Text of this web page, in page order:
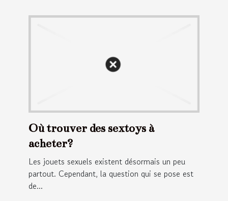
Où trouver des sextoys à
acheter?
Les jouets sexuels existent désormais un peu
partout. Cependant, la question qui se pose est
de...